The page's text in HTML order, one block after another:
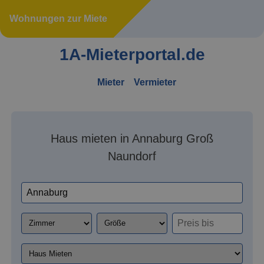
Wohnungen zur Miete
1A-Mieterportal.de
Mieter Vermieter
Haus mieten in Annaburg Groß
Naundorf